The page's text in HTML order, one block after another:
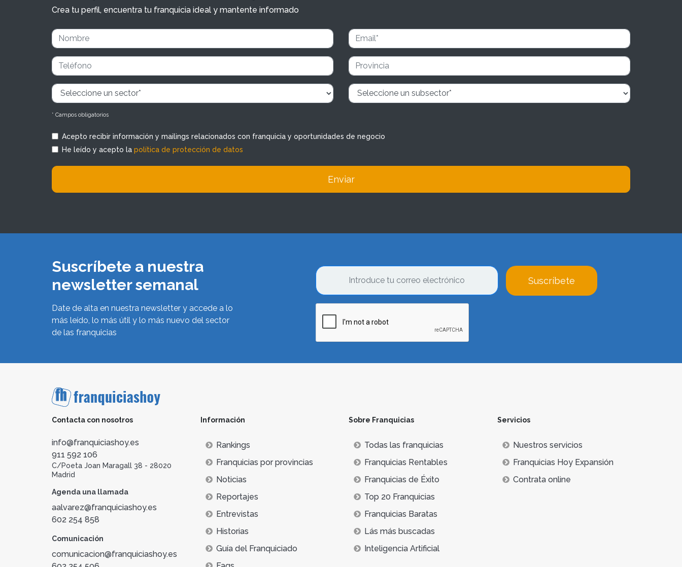
Crea tu perfil, encuentra tu franquicia ideal y mantente informado
* Campos obligatorios
Acepto recibir información y mailings relacionados con franquicia y oportunidades de negocio
He leído y acepto la política de protección de datos
Enviar
Suscríbete a nuestra
newsletter semanal
Date de alta en nuestra newsletter y accede a lo
más leído, lo más útil y lo más nuevo del sector
de las franquicias
Suscríbete
Contacta con nosotros
info@franquiciashoy.es
911 592 106
C/Poeta Joan Maragall 38 - 28020
Madrid
Agenda una llamada
aalvarez@franquiciashoy.es
602 254 858
Comunicación
comunicacion@franquiciashoy.es
Información
Rankings
Franquicias por provincias
Noticias
Reportajes
Entrevistas
Historias
Guía del Franquiciado
Sobre Franquicias
Todas las franquicias
Franquicias Rentables
Franquicias de Éxito
Top 20 Franquicias
Franquicias Baratas
Lás más buscadas
Inteligencia Artificial
Servicios
Nuestros servicios
Franquicias Hoy Expansión
Contrata online